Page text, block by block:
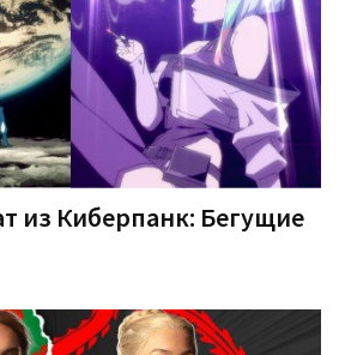
из Киберпанк: Бегущие